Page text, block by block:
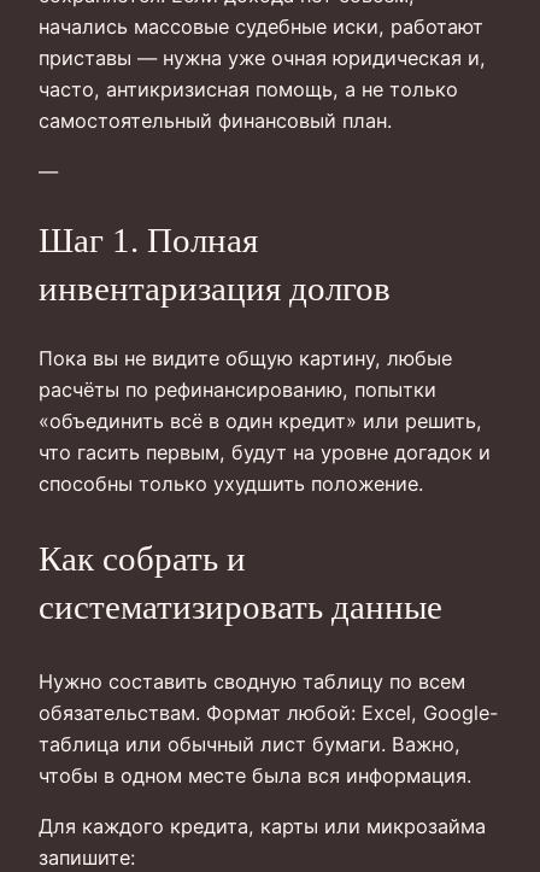
начались массовые судебные иски, работают
приставы — нужна уже очная юридическая и,
часто, антикризисная помощь, а не только
самостоятельный финансовый план.
—
Шаг 1. Полная
инвентаризация долгов
Пока вы не видите общую картину, любые
расчёты по рефинансированию, попытки
«объединить всё в один кредит» или решить,
что гасить первым, будут на уровне догадок и
способны только ухудшить положение.
Как собрать и
систематизировать данные
Нужно составить сводную таблицу по всем
обязательствам. Формат любой: Excel, Google-
таблица или обычный лист бумаги. Важно,
чтобы в одном месте была вся информация.
Для каждого кредита, карты или микрозайма
запишите: